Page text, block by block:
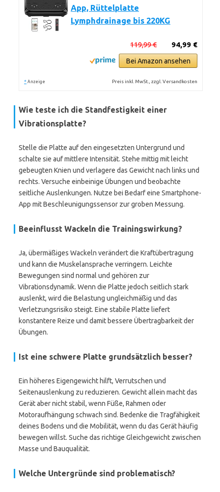
App, Rüttelplatte
Lymphdrainage bis 220KG
94,99 €
119,99 €
Bei Amazon ansehen
* Anzeige Preis inkl. MwSt., zzgl. Versandkosten
Wie teste ich die Standfestigkeit einer
Vibrationsplatte?
Stelle die Platte auf den eingesetzten Untergrund und
schalte sie auf mittlere Intensität. Stehe mittig mit leicht
gebeugten Knien und verlagere das Gewicht nach links und
rechts. Versuche einbeinige Übungen und beobachte
seitliche Auslenkungen. Nutze bei Bedarf eine Smartphone-
App mit Beschleunigungssensor zur groben Messung.
Beeinflusst Wackeln die Trainingswirkung?
Ja, übermäßiges Wackeln verändert die Kraftübertragung
und kann die Muskelansprache verringern. Leichte
Bewegungen sind normal und gehören zur
Vibrationsdynamik. Wenn die Platte jedoch seitlich stark
auslenkt, wird die Belastung ungleichmäßig und das
Verletzungsrisiko steigt. Eine stabile Platte liefert
konstantere Reize und damit bessere Übertragbarkeit der
Übungen.
Ist eine schwere Platte grundsätzlich besser?
Ein höheres Eigengewicht hilft, Verrutschen und
Seitenauslenkung zu reduzieren. Gewicht allein macht das
Gerät aber nicht stabil, wenn Füße, Rahmen oder
Motoraufhängung schwach sind. Bedenke die Tragfähigkeit
deines Bodens und die Mobilität, wenn du das Gerät häufig
bewegen willst. Suche das richtige Gleichgewicht zwischen
Masse und Bauqualität.
Welche Untergründe sind problematisch?